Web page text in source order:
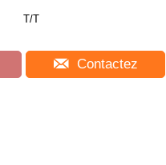
T/T
Contactez